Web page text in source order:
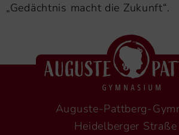
„Gedächtnis macht die Zukunft“.
Auguste-Pattberg-
Heidelberger